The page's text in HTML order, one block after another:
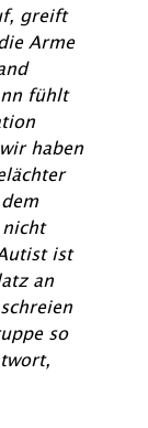
greift
Arme
fühlt
haben
nicht
ist
an
so